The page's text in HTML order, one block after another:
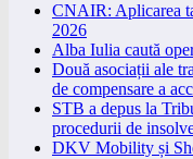
CNAIR: Aplicarea
2026
Alba Iulia caută
Două asociații ale
de compensare a
STB a depus la
procedurii de
DKV Mobility și